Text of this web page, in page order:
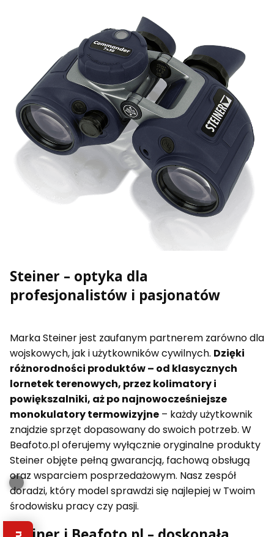
Steiner – optyka dla
profesjonalistów i pasjonatów
Marka Steiner jest zaufanym partnerem zarówno dla
wojskowych, jak i użytkowników cywilnych. Dzięki
różnorodności produktów – od klasycznych
lornetek terenowych, przez kolimatory i
powiększalniki, aż po najnowocześniejsze
monokulatory termowizyjne – każdy użytkownik
znajdzie sprzęt dopasowany do swoich potrzeb. W
Beafoto.pl oferujemy wyłącznie oryginalne produkty
Steiner objęte pełną gwarancją, fachową obsługą
oraz wsparciem posprzedażowym. Nasz zespół
doradzi, który model sprawdzi się najlepiej w Twoim
środowisku pracy czy pasji.